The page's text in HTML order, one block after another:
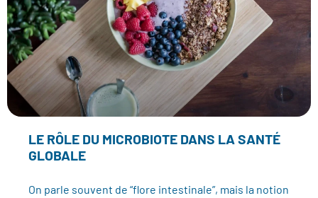
LE RÔLE DU MICROBIOTE DANS LA SANTÉ
GLOBALE
On parle souvent de “flore intestinale”, mais la notion